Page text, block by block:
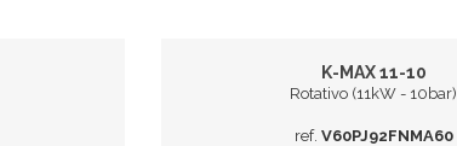
K-MAX 11-10
Rotativo (11kW - 10bar)
ref. V60PJ92FNMA60